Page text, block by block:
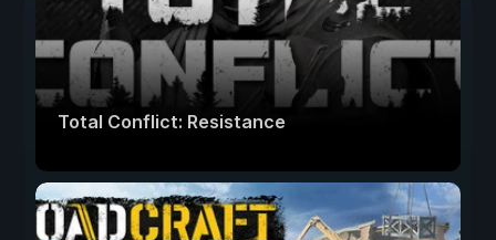
Total Conflict: Resistance